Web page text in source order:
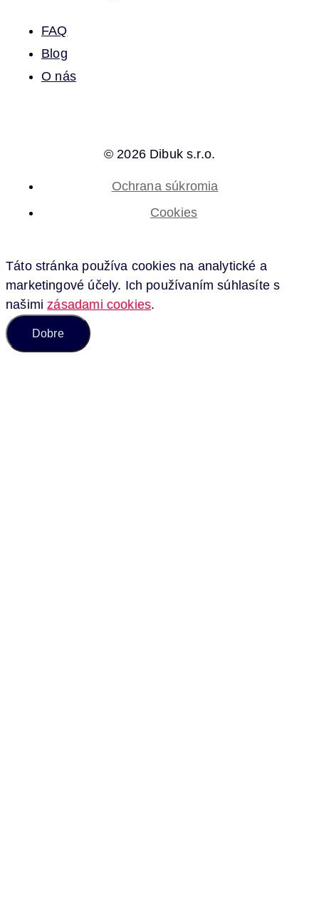
FAQ
Blog
O nás
© 2026 Dibuk s.r.o.
Ochrana súkromia
Cookies
Táto stránka používa cookies na analytické a
marketingové účely. Ich používaním súhlasíte s
našimizásadami cookies.
Dobre